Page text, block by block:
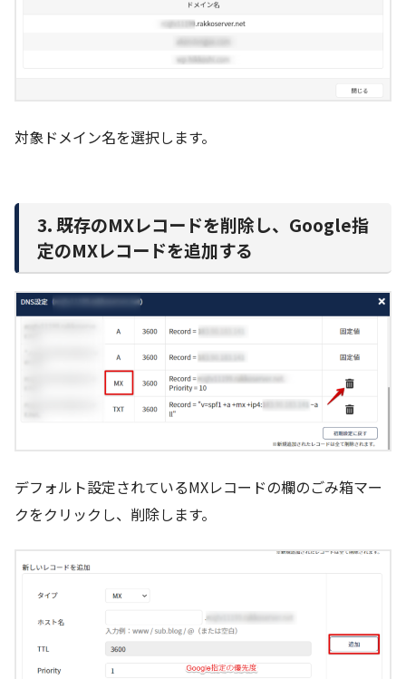
対象ドメイン名を選択します。
3. 既存のMXレコードを削除し、Google指
定のMXレコードを追加する
デフォルト設定されているMXレコードの欄のごみ箱マー
クをクリックし、削除します。